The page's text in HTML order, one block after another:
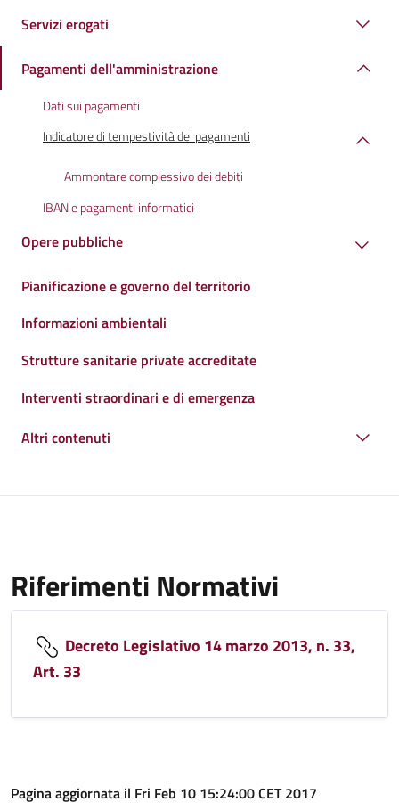
Servizi erogati
Pagamenti dell'amministrazione
Dati sui pagamenti
Indicatore di tempestività dei pagamenti
Ammontare complessivo dei debiti
IBAN e pagamenti informatici
Opere pubbliche
Pianificazione e governo del territorio
Informazioni ambientali
Strutture sanitarie private accreditate
Interventi straordinari e di emergenza
Altri contenuti
Riferimenti Normativi
Decreto Legislativo 14 marzo 2013, n. 33,
Art. 33
Pagina aggiornata il Fri Feb 10 15:24:00 CET 2017